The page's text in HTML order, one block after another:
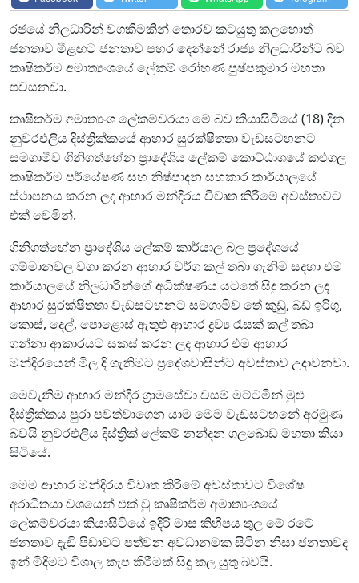
රජයේ නිලධාරින් වගකිමකින් තොරව කටයුතු කලහොත්
ජනතාව මීළඟට ජනතාව පහර දෙන්නේ රාජ්‍ය නිලධාරින්ට බව
කෘෂිකර්ම අමාත්‍යංශයේ ලේකම් රෝහණ පුෂ්පකුමාර මහතා
පවසනවා.
කෘෂිකර්ම අමාත්‍යංශ ලේකම්වරයා මේ බව කියාසිටියේ (18) දින
නුවරඑලිය දිස්ත්‍රික්කයේ ආහාර සුරක්ෂිතතා වැඩසටහනට
සමගාමීව ගිනිගත්හේන ප්‍රාදේශිය ලේකම් කොට්ඨාශයේ කළුගල
කෘෂිකර්ම පර්යේෂණ සහ නිෂ්පාදන සහකාර කාර්යාලයේ
ස්ථාපනය කරන ලද ආහාර මන්දිරය විවෘත කිරීමේ අවස්තාවට
එක් වෙමින්.
ගිනිගත්හේන ප්‍රාදේශිය ලේකම් කාර්යාල බල ප්‍රදේශයේ
ගම්මානවල වගා කරන ආහාර වර්ග කල් තබා ගැනිම සදහා එම
කාර්යාලයේ නිලධාරින්ගේ අධික්ෂණය යටතේ සිදු කරන ලද
ආහාර සුරක්ෂිතතා වැඩසටහනට සමගාමිව තේ කුඩු, බඩ ඉරිගු,
කොස්, දෙල්, පොළොස් ඇතුළු ආහාර ද්‍රව්‍ය රැසක් කල් තබා
ගන්නා ආකාරයට සකස් කරන ලද ආහාර එම ආහාර
මන්දිරයෙන් මිල දි ගැනිමට ප්‍රදේශවාසින්ට අවස්තාව උදාවනවා.
මෙවැනිම ආහාර මන්දිර ග්‍රාමසේවා වසම් මට්ටමින් මුළු
දිස්ත්‍රික්කය පුරා පවත්වාගෙන යාම මෙම වැඩසටහනේ අරමුණ
බවයි නුවරඑලිය දිස්ත්‍රික් ලේකම් නන්දන ගලබොඩ මහතා කියා
සිටියේ.
මෙම ආහාර මන්දිරය විවෘත කිරිමේ අවස්තාවට විශේෂ
අරාධිතයා වශයෙන් එක් වු කෘෂිකර්ම අමාත්‍යංශයේ
ලේකම්වරයා කියාසිටියේ ඉදිරි මාස කිහිපය තුල මේ රටේ
ජනතාව දැඩි පිඩාවට පත්වන අවධානමක සිටින නිසා ජනතාවද
ඉන් මිදීමට විශාල කැප කිරීමක් සිදු කල යුතු බවයි.